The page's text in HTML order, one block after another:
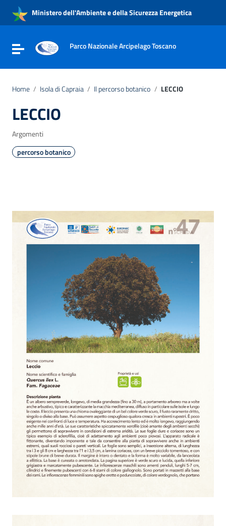
Vai al menu di navigazione
Vai al footer
Ministero dell'Ambiente e della Sicurezza Energetica
Attiva / disattiva la navigazione
Parco Nazionale Arcipelago Toscano
Home / Isola di Capraia / Il percorso botanico / LECCIO
LECCIO
Argomenti
percorso botanico